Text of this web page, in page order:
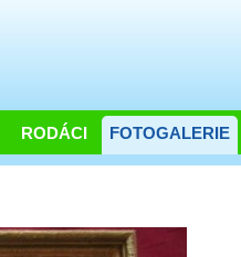
RODÁCI FOTOGALERIE